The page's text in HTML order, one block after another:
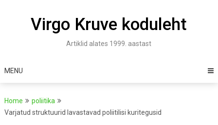
Virgo Kruve koduleht
Artiklid alates 1999. aastast
MENU
Home
poliitika
Varjatud struktuurid lavastavad poliitilisi kuritegusid